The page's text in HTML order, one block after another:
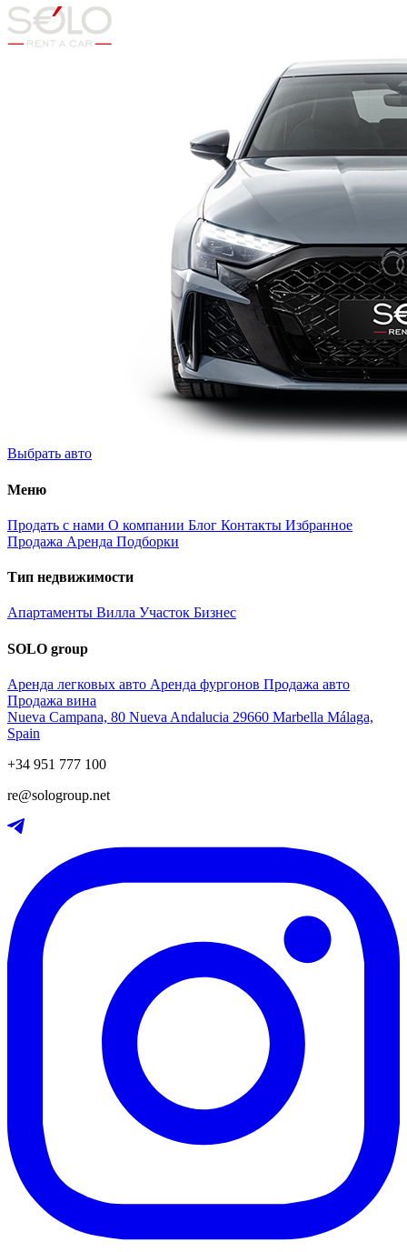
Выбрать авто
Меню
Продать с нами О компании Блог Контакты Избранное
Продажа Аренда Подборки
Тип недвижимости
Апартаменты Вилла Участок Бизнес
SOLO group
Аренда легковых авто Аренда фургонов Продажа авто
Продажа вина
Nueva Campana, 80 Nueva Andalucia 29660 Marbella Málaga,
Spain
+34 951 777 100
re@sologroup.net